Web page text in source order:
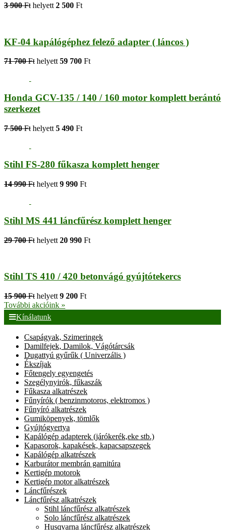
3 900 Ft helyett 2 500 Ft
KF-04 kapálógéphez felező adapter ( láncos )
71 700 Ft helyett 59 700 Ft
Honda GCV-135 / 140 / 160 motor komplett berántó
szerkezet
7 500 Ft helyett 5 490 Ft
Stihl FS-280 fűkasza komplett henger
14 990 Ft helyett 9 990 Ft
Stihl MS 441 láncfűrész komplett henger
29 700 Ft helyett 20 990 Ft
Stihl TS 410 / 420 betonvágó gyújtótekercs
15 900 Ft helyett 9 200 Ft
További akcióink »
Kínálatunk
Csapágyak, Szimeringek
Damilfejek, Damilok, Vágótárcsák
Dugattyú gyűrűk ( Univerzális )
Ékszíjak
Főtengely egyengetés
Szegélynyirók, fűkaszák
Fűkasza alkatrészek
Fűnyírók ( benzinmotoros, elektromos )
Fűnyíró alkatrészek
Gumiköpenyek, tömlők
Gyújtógyertya
Kapálógép adapterek (járókerék,eke stb.)
Kapasorok, kapakések, kapacsapszegek
Kapálógép alkatrészek
Karburátor membrán garnitúra
Kertigép motorok
Kertigép motor alkatrészek
Láncfűrészek
Láncfűrész alkatrészek
Stihl láncfűrész alkatrészek
Solo láncfűrész alkatrészek
Husqvarna láncfűrész alkatrészek